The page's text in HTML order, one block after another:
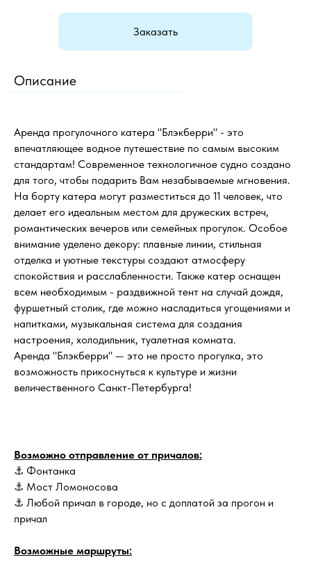
Заказать
Описание
Аренда прогулочного катера "Блэкберри" - это
впечатляющее водное путешествие по самым высоким
стандартам! Современное технологичное судно создано
для того, чтобы подарить Вам незабываемые мгновения.
На борту катера могут разместиться до 11 человек, что
делает его идеальным местом для дружеских встреч,
романтических вечеров или семейных прогулок. Особое
внимание уделено декору: плавные линии, стильная
отделка и уютные текстуры создают атмосферу
спокойствия и расслабленности. Также катер оснащен
всем необходимым - раздвижной тент на случай дождя,
фуршетный столик, где можно насладиться угощениями и
напитками, музыкальная система для создания
настроения, холодильник, туалетная комната.
Аренда "Блэкберри" — это не просто прогулка, это
возможность прикоснуться к культуре и жизни
величественного Санкт-Петербурга!
Возможно отправление от причалов:
⚓ Фонтанка
⚓ Мост Ломоносова
⚓ Любой причал в городе, но с доплатой за прогон и
причал
Возможные маршруты: